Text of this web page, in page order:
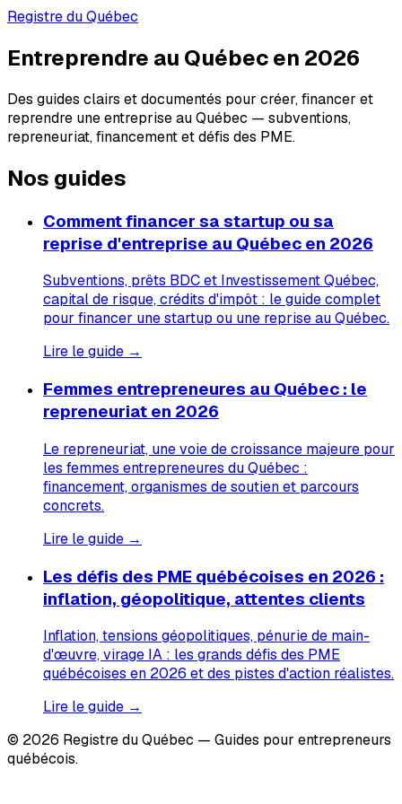
Registre du Québec
Entreprendre au Québec en 2026
Des guides clairs et documentés pour créer, financer et
reprendre une entreprise au Québec — subventions,
repreneuriat, financement et défis des PME.
Nos guides
Comment financer sa startup ou sa
reprise d'entreprise au Québec en 2026
Subventions, prêts BDC et Investissement Québec,
capital de risque, crédits d'impôt : le guide complet
pour financer une startup ou une reprise au Québec.
Lire le guide →
Femmes entrepreneures au Québec : le
repreneuriat en 2026
Le repreneuriat, une voie de croissance majeure pour
les femmes entrepreneures du Québec :
financement, organismes de soutien et parcours
concrets.
Lire le guide →
Les défis des PME québécoises en 2026 :
inflation, géopolitique, attentes clients
Inflation, tensions géopolitiques, pénurie de main-
d'œuvre, virage IA : les grands défis des PME
québécoises en 2026 et des pistes d'action réalistes.
Lire le guide →
© 2026 Registre du Québec — Guides pour entrepreneurs
québécois.